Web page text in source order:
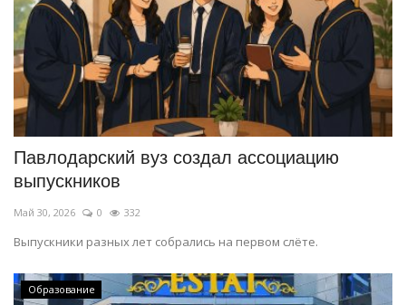
Павлодарский вуз создал ассоциацию
выпускников
Май 30, 2026 0 332
Выпускники разных лет собрались на первом слёте.
Образование